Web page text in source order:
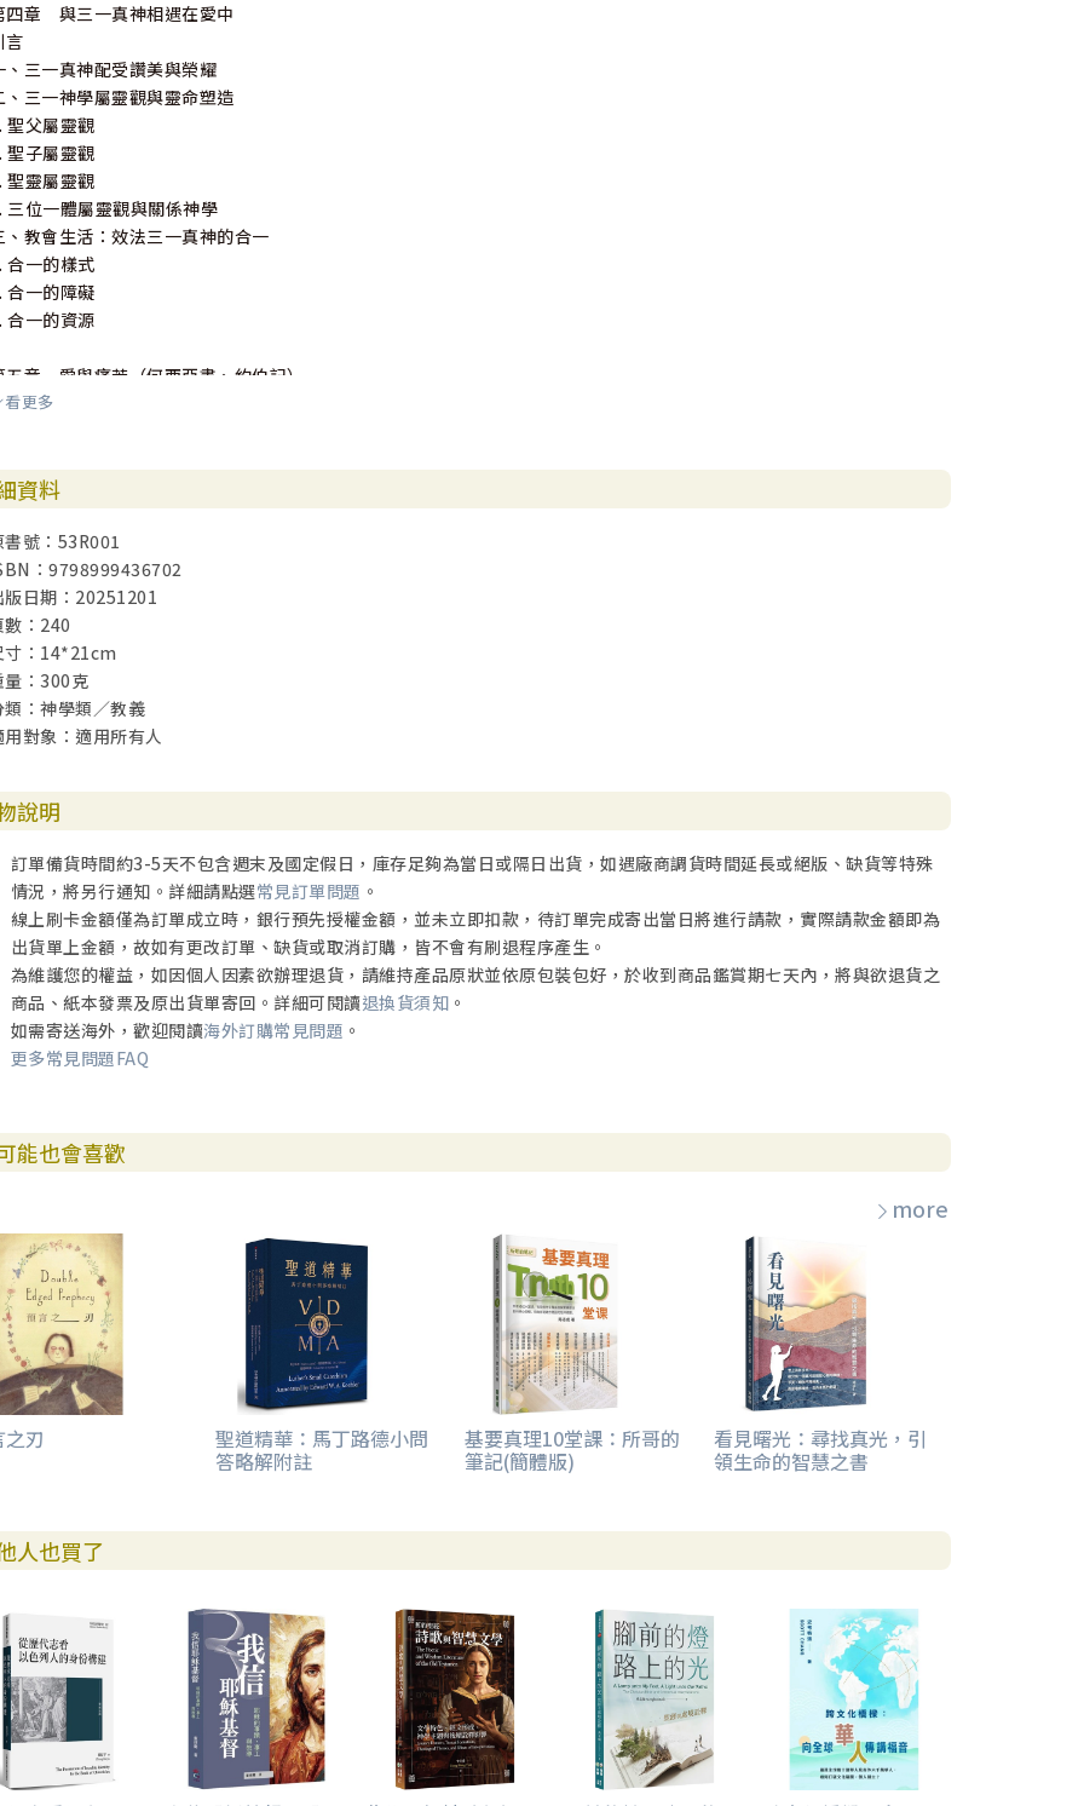
四章 與三一真神相遇在愛中
言
、三一真神配受讚美與榮耀
、三一神學屬靈觀與靈命塑造
聖父屬靈觀
聖子屬靈觀
聖靈屬靈觀
三位一體屬靈觀與關係神學
、教會生活：效法三一真神的合一
合一的樣式
合一的障礙
合一的資源
五章 愛與痛苦（何西亞書、約伯記）
言
嚴厲的恩慈
、約伯因受苦而愛得以煉淨
罪與苦
愛與罪
愛與苦
為愛而受苦
六章 愛與密契（雅歌）
言
、神與人契合的愛
渴慕與神同在
等候靈魂的愛人
愛的考驗
成熟的愛
、愛與密契的經驗
聖經裡的「奧祕」（mystery）
靈修傳統裡的密契意義
愛是密契的核心
七章 愛的生命（約翰福音與書信）
、愛的福音
、愛的書信
、新約希臘文「愛」字的用法
、聖愛觀帶來巨大的變革
八章 愛與靈命的塑造（保羅書信）
言
、神愛人與人愛神
、在基督裡
、保羅的十架神學
看更多
資料
書號：53R001
：9798999436702
版日期：20251201
數：240
寸：14*21cm
量：300克
類：神學類／教義
用對象：適用所有人
說明
訂單備貨時間約3-5天不包含週末及國定假日，庫存足夠為當日或隔日出貨，如遇廠商調貨時間延長或絕版、缺貨等特殊
情況，將另行通知。詳細請點選常見訂單問題 。
線上刷卡金額僅為訂單成立時，銀行預先授權金額，並未立即扣款，待訂單完成寄出當日將進行請款，實際請款金額即為
出貨單上金額，故如有更改訂單、缺貨或取消訂購，皆不會有刷退程序產生。
為維護您的權益，如因個人因素欲辦理退貨，請維持產品原狀並依原包裝包好，於收到商品鑑賞期七天內，將與欲退貨之
商品、紙本發票及原出貨單寄回。詳細可閱讀退換貨須知 。
如需寄送海外，歡迎閱讀海外訂購常見問題 。
更多常見問題FAQ
能也會喜歡
more
刃 聖道精華：馬丁路德小問
答略解附註
基要真理10堂課：所哥的
筆記(簡體版)
看見曙光：尋找真光，引
領生命的智慧之書
人也買了